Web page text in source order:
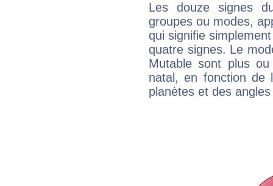
Les douze signes
groupes ou modes,
qui signifie
quatre signes. Le
Mutable sont plus
natal, en fonction de
planètes et des